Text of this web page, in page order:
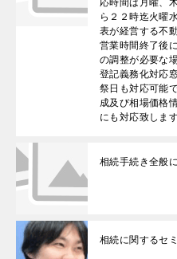
応時間は月曜、
ら２２時迄火曜
表が経営する不
営業時間終了後
の調整が必要な
登記義務化対応
祭日も対応可能
成及び相場価格
にも対応致しま
相続手続き全般
相続に関するセ